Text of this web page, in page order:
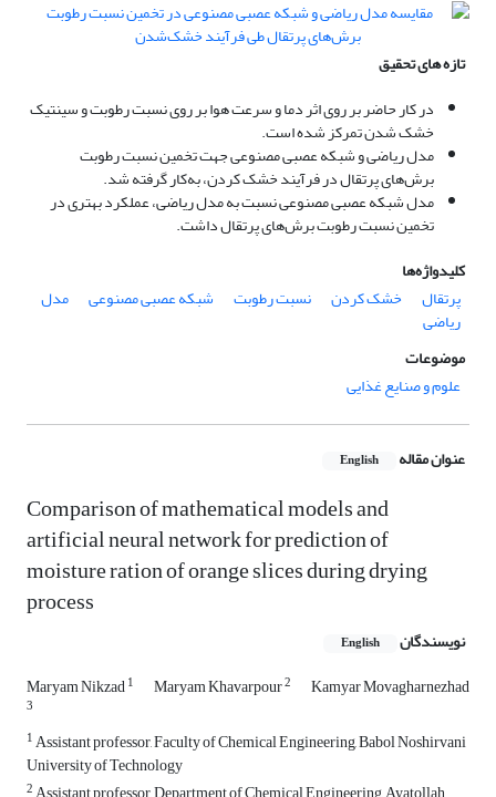
تازه های تحقیق
در کار حاضر بر روی اثر دما و سرعت هوا بر روی نسبت رطوبت و سینتیک
خشک شدن تمرکز شده است.
مدل ریاضی و شبکه عصبی مصنوعی جهت تخمین نسبت رطوبت
برش‌های پرتقال در فرآیند خشک کردن، به‌کار گرفته شد.
مدل شبکه عصبی مصنوعی نسبت به مدل ریاضی، عملکرد بهتری در
تخمین نسبت رطوبت برش‌های پرتقال داشت.
کلیدواژه‌ها
پرتقال
خشک کردن نسبت رطوبت شبکه عصبی مصنوعی مدل
ریاضی
موضوعات
علوم و صنایع غذایی
عنوان مقاله English
Comparison of mathematical models and
artificial neural network for prediction of
moisture ration of orange slices during drying
process
نویسندگان English
Maryam Nikzad1 Maryam Khavarpour2 Kamyar Movagharnezhad
3
1Assistant professor, Faculty of Chemical Engineering, Babol Noshirvani
University of Technology
2